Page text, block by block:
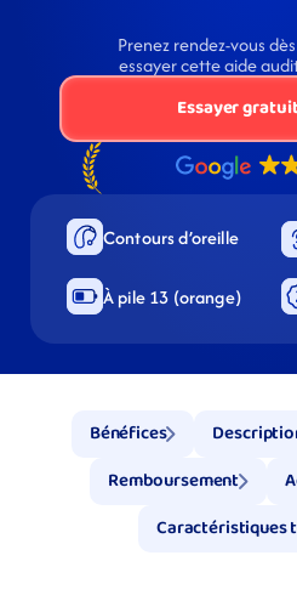
Prenez rendez-vous
essayer cette aide
Essayer
Contours d’oreille
À pile 13 (orange)
Bénéfices
Remboursement
Caractéristiques